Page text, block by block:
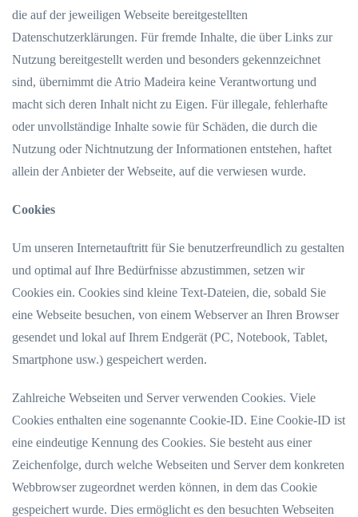
die auf der jeweiligen Webseite bereitgestellten
Datenschutzerklärungen. Für fremde Inhalte, die über Links zur
Nutzung bereitgestellt werden und besonders gekennzeichnet
sind, übernimmt die Atrio Madeira keine Verantwortung und
macht sich deren Inhalt nicht zu Eigen. Für illegale, fehlerhafte
oder unvollständige Inhalte sowie für Schäden, die durch die
Nutzung oder Nichtnutzung der Informationen entstehen, haftet
allein der Anbieter der Webseite, auf die verwiesen wurde.
Cookies
Um unseren Internetauftritt für Sie benutzerfreundlich zu gestalten
und optimal auf Ihre Bedürfnisse abzustimmen, setzen wir
Cookies ein. Cookies sind kleine Text-Dateien, die, sobald Sie
eine Webseite besuchen, von einem Webserver an Ihren Browser
gesendet und lokal auf Ihrem Endgerät (PC, Notebook, Tablet,
Smartphone usw.) gespeichert werden.
Zahlreiche Webseiten und Server verwenden Cookies. Viele
Cookies enthalten eine sogenannte Cookie-ID. Eine Cookie-ID ist
eine eindeutige Kennung des Cookies. Sie besteht aus einer
Zeichenfolge, durch welche Webseiten und Server dem konkreten
Webbrowser zugeordnet werden können, in dem das Cookie
gespeichert wurde. Dies ermöglicht es den besuchten Webseiten